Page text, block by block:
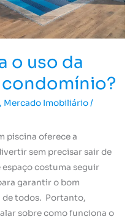
o uso da
condomínio?
, Mercado Imobiliário/
piscina oferece a
sem precisar sair de
espaço costuma seguir
garantir o bom
de todos. Portanto,
sobre como funciona o